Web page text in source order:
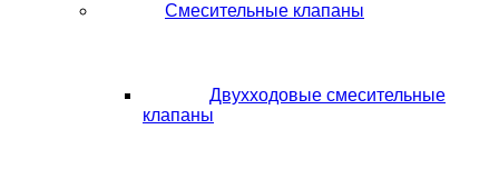
Смесительные клапаны
Двухходовые смесительные
клапаны